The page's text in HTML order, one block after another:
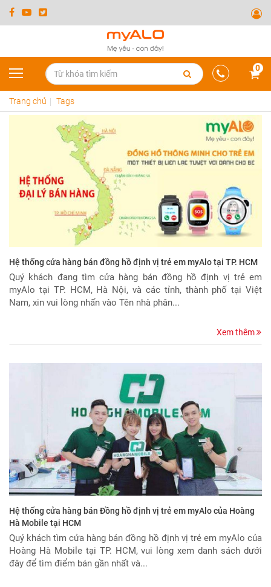
0
Trang chủ Tags
Hệ thống cửa hàng bán đồng hồ định vị trẻ em myAlo tại TP. HCM
Quý khách đang tìm cửa hàng bán đồng hồ định vị trẻ em
myAlo tại TP. HCM, Hà Nội, và các tỉnh, thành phố tại Việt
Nam, xin vui lòng nhấn vào Tên nhà phân...
Xem thêm
Hệ thống cửa hàng bán Đồng hồ định vị trẻ em myAlo của Hoàng
Hà Mobile tại HCM
Quý khách tìm cửa hàng bán đồng hồ định vị trẻ em myAlo của
Hoàng Hà Mobile tại TP. HCM, vui lòng xem danh sách dưới
đây để tìm điểm bán gần nhất và...